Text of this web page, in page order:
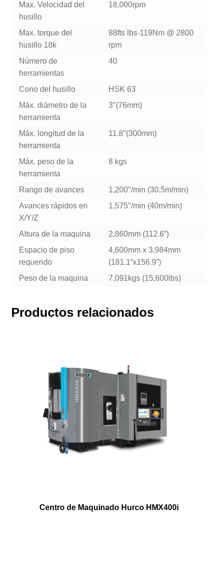
Max. Velocidad del
husillo
18,000rpm
Max. torque del
husillo 18k
88fts lbs-119Nm @ 2800
rpm
Número de
herramientas
40
Cono del husillo
HSK 63
Máx. diámetro de la
herramienta
3″(76mm)
Máx. longitud de la
herramienta
11.8″(300mm)
Máx. peso de la
herramienta
8 kgs
Rango de avances
1,200″/min (30.5m/min)
Avances rápidos en
X/Y/Z
1,575″/min (40m/min)
Altura de la maquina
2,860mm (112.6”)
Espacio de piso
requerido
4,600mm x 3,984mm
(181.1”x156.9”)
Peso de la maquina
7,091kgs (15,600lbs)
Productos relacionados
Centro de Maquinado Hurco HMX400i